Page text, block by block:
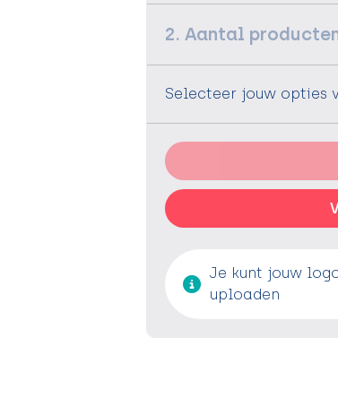
2. Aantal
Selecteer jouw opties
Je kunt jouw
uploaden